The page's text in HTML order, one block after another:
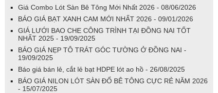
Giá Combo Lót Sàn Bê Tông Mới Nhất 2026 - 08/06/2026
BÁO GIÁ BẠT XANH CAM MỚI NHẤT 2026 - 09/01/2026
GIÁ LƯỚI BAO CHE CÔNG TRÌNH TẠI ĐỒNG NAI TỐT
NHẤT 2025 - 19/09/2025
BÁO GIÁ NẸP TÔ TRÁT GÓC TƯỜNG Ở ĐỒNG NAI -
19/09/2025
Báo giá bán lẻ, cắt lẻ bạt HDPE lót ao hồ - 26/08/2025
BÁO GIÁ NILON LÓT SÀN ĐỔ BÊ TÔNG CỰC RẺ NĂM 2026
- 15/07/2025